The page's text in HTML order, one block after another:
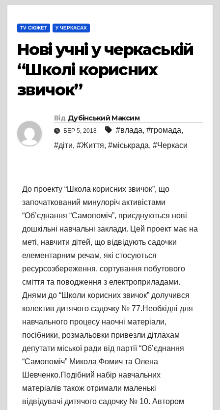
TV СЮЖЕТ У ЧЕРКАСАХ
Нові учні у черкаській
“Школі корисних
звичок”
Від Дубінський Максим
БЕР 5, 2018 #влада, #громада,
#діти, #Життя, #міськрада, #Черкаси
До проекту “Школа корисних звичок”, що
започаткований минулоріч активістами
“Об’єднання “Самопоміч”, приєднуються нові
дошкільні навчальні заклади. Цей проект має на
меті, навчити дітей, що відвідують садочки
елементарним речам, які стосуються
ресурсозбереження, сортування побутового
сміття та поводження з електроприладами.
Днями до “Школи корисних звичок” долучився
колектив дитячого садочку № 77.Необхідні для
навчального процесу наочні матеріали,
посібники, розмальовки привезли дітлахам
депутати міської ради від партії “Об’єднання
“Самопоміч” Микола Фомич та Олена
Шевченко.Подібний набір навчальних
матеріалів також отримали маленькі
відвідувачі дитячого садочку № 10. Автором